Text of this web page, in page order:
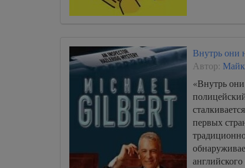
Внутрь они
Автор:
«Внутрь
первых